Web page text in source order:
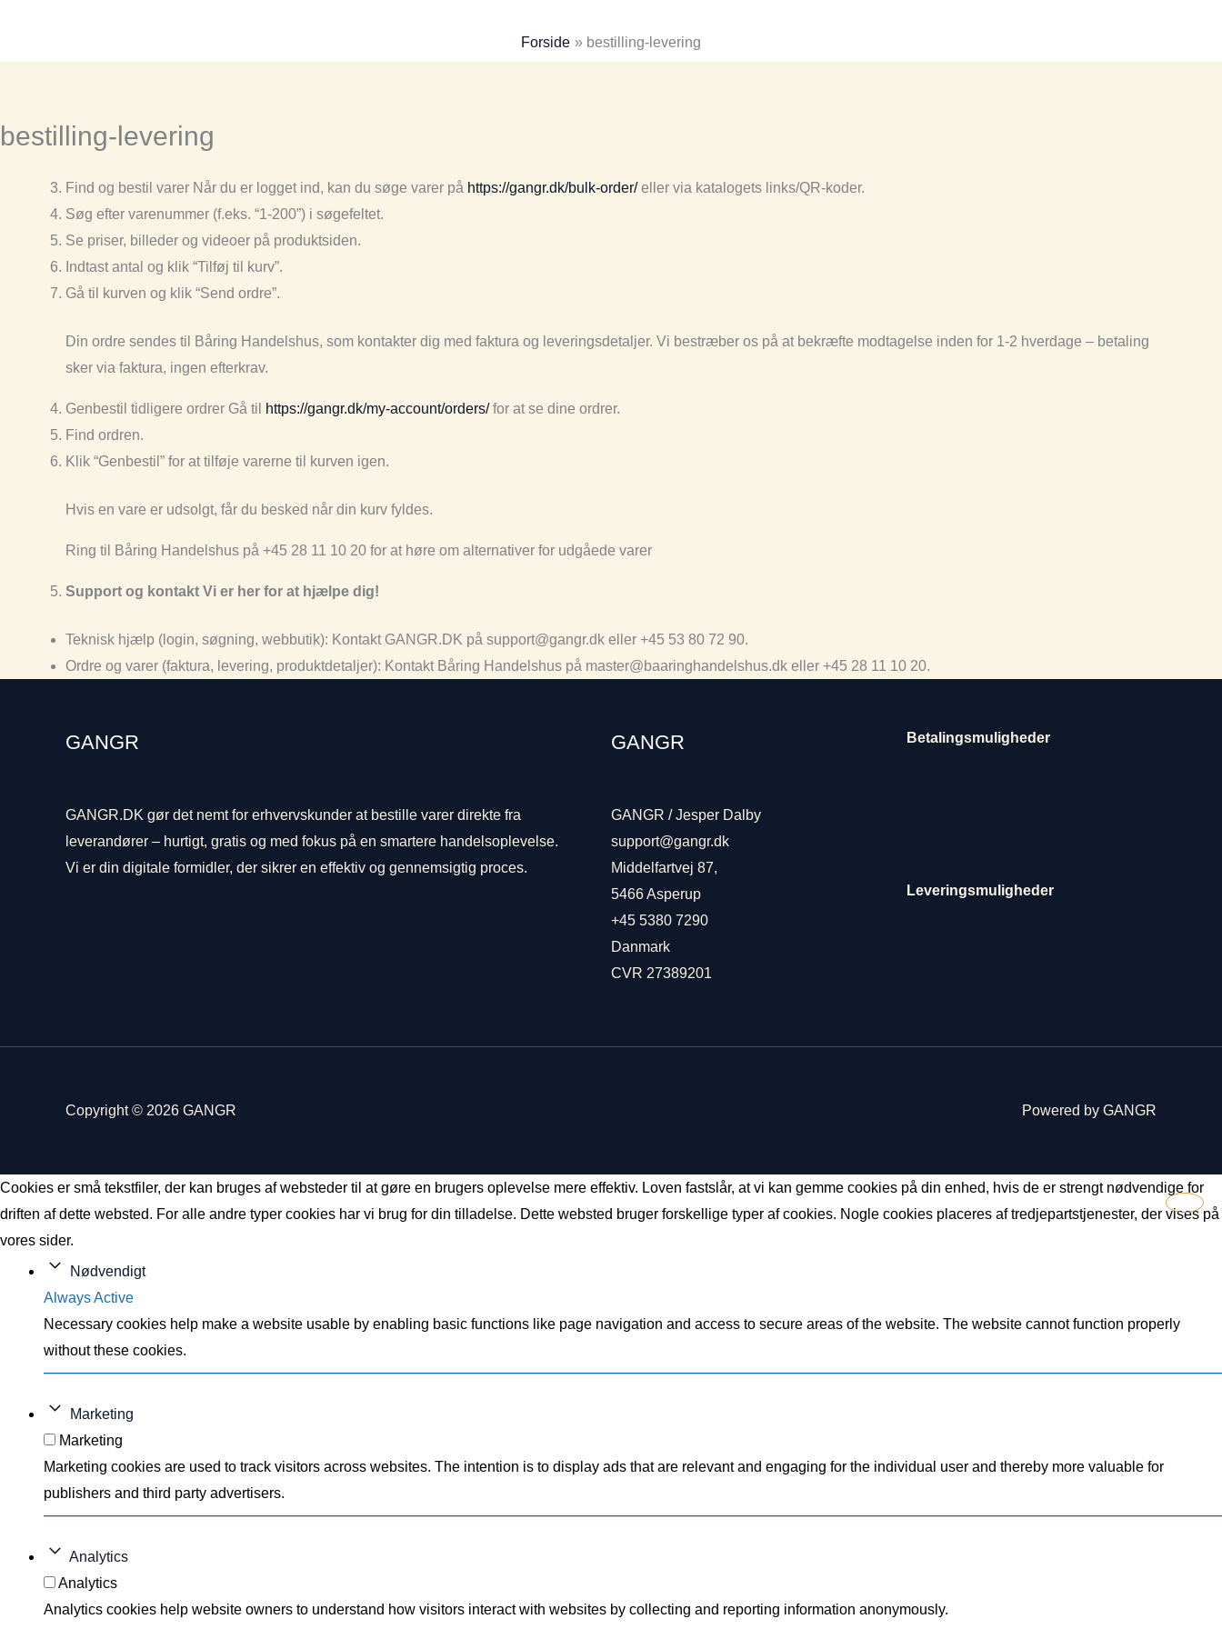
Forside bestilling-levering
bestilling-levering
Find og bestil varer Når du er logget ind, kan du søge varer på https://gangr.dk/bulk-order/eller via katalogets links/QR-koder.
Søg efter varenummer (f.eks. “1-200”) i søgefeltet.
Se priser, billeder og videoer på produktsiden.
Indtast antal og klik “Tilføj til kurv”.
Gå til kurven og klik “Send ordre”.
Din ordre sendes til Båring Handelshus, som kontakter dig med faktura og leveringsdetaljer. Vi bestræber os på at bekræfte modtagelse inden for 1-2 hverdage – betaling
sker via faktura, ingen efterkrav.
Genbestil tidligere ordrer Gå til https://gangr.dk/my-account/orders/for at se dine ordrer.
Find ordren.
Klik “Genbestil” for at tilføje varerne til kurven igen.
Hvis en vare er udsolgt, får du besked når din kurv fyldes.
Ring til Båring Handelshus på +45 28 11 10 20 for at høre om alternativer for udgåede varer
Support og kontakt Vi er her for at hjælpe dig!
Teknisk hjælp (login, søgning, webbutik): Kontakt GANGR.DK på support@gangr.dk eller +45 53 80 72 90.
Ordre og varer (faktura, levering, produktdetaljer): Kontakt Båring Handelshus på master@baaringhandelshus.dk eller +45 28 11 10 20.
GANGR
GANGR.DK gør det nemt for erhvervskunder at bestille varer direkte fra
leverandører – hurtigt, gratis og med fokus på en smartere handelsoplevelse.
Vi er din digitale formidler, der sikrer en effektiv og gennemsigtig proces.
GANGR
GANGR / Jesper Dalby
support@gangr.dk
Middelfartvej 87,
5466 Asperup
+45 5380 7290
Danmark
CVR 27389201
Betalingsmuligheder
Leveringsmuligheder
Copyright © 2026 GANGR Powered by GANGR
Cookies er små tekstfiler, der kan bruges af websteder til at gøre en brugers oplevelse mere effektiv. Loven fastslår, at vi kan gemme cookies på din enhed, hvis de er strengt nødvendige for
driften af dette websted. For alle andre typer cookies har vi brug for din tilladelse. Dette websted bruger forskellige typer af cookies. Nogle cookies placeres af tredjepartstjenester, der vises på
vores sider.
Nødvendigt
Always Active
Necessary cookies help make a website usable by enabling basic functions like page navigation and access to secure areas of the website. The website cannot function properly
without these cookies.
Marketing
Marketing
Marketing cookies are used to track visitors across websites. The intention is to display ads that are relevant and engaging for the individual user and thereby more valuable for
publishers and third party advertisers.
Analytics
Analytics
Analytics cookies help website owners to understand how visitors interact with websites by collecting and reporting information anonymously.